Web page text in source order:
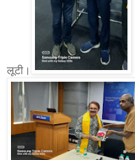
लूटी।